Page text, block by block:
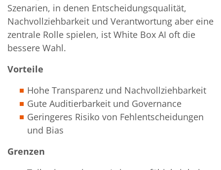
Szenarien, in denen Entscheidungsqualität,
Nachvollziehbarkeit und Verantwortung aber eine
zentrale Rolle spielen, ist White Box AI oft die
bessere Wahl.
Vorteile
Hohe Transparenz und Nachvollziehbarkeit
Gute Auditierbarkeit und Governance
Geringeres Risiko von Fehlentscheidungen
und Bias
Grenzen